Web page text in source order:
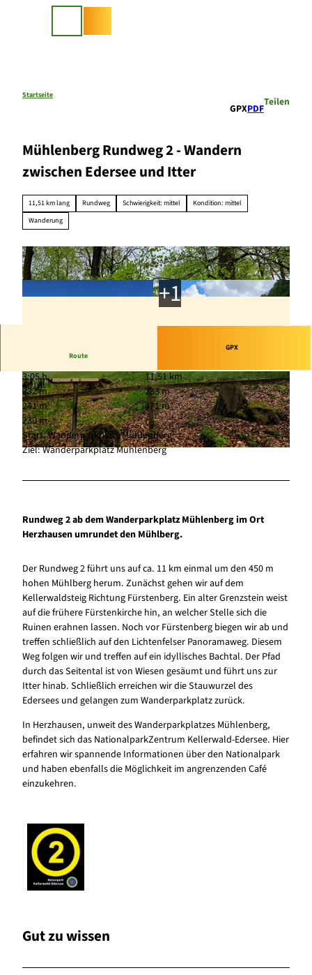
Startseite
GPXPDF
Teilen
Mühlenberg Rundweg 2 - Wandern
zwischen Edersee und Itter
11,51 km lang Rundweg Schwierigkeit: mittel
Kondition: mittel
Wanderung
© Werner Poddey, Edersee | Deine Region: wild, bunt, gesund.
© Werner Poddey, Edersee | Deine Region: wild,
bunt, gesund.
© Werner Poddey, Edersee | Deine Region: wild,
bunt, gesund.
Route
GPX
3:05 h
11,51 km
232 m
233 m
241 m
471 m
230 m
Start: Wanderparkplatz Mühlenberg
Ziel: Wanderparkplatz Mühlenberg
Rundweg 2 ab dem Wanderparkplatz Mühlenberg im Ort
Herzhausen umrundet den Mühlberg.
Der Rundweg 2 führt uns auf ca. 11 km einmal um den 450 m
hohen Mühlberg herum. Zunächst gehen wir auf dem
Kellerwaldsteig Richtung Fürstenberg. Ein alter Grenzstein weist
auf die frühere Fürstenkirche hin, an welcher Stelle sich die
Ruinen erahnen lassen. Noch vor Fürstenberg biegen wir ab und
treffen schließlich auf den Lichtenfelser Panoramaweg. Diesem
Weg folgen wir und treffen auf ein idyllisches Bachtal. Der Pfad
durch das Seitental ist von Wiesen gesäumt und führt uns zur
Itter hinab. Schließlich erreichen wir die Stauwurzel des
Edersees und gelangen zum Wanderparkplatz zurück.
In Herzhausen, unweit des Wanderparkplatzes Mühlenberg,
befindet sich das NationalparkZentrum Kellerwald-Edersee. Hier
erfahren wir spannende Informationen über den Nationalpark
und haben ebenfalls die Möglichkeit im angrenzenden Café
einzukehren.
Gut zu wissen